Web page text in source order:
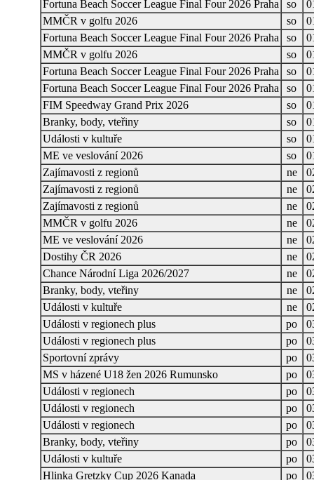
Fortuna Beach Soccer League Final Four 2026 Praha
so
MMČR v golfu 2026
so
Fortuna Beach Soccer League Final Four 2026 Praha
so
MMČR v golfu 2026
so
Fortuna Beach Soccer League Final Four 2026 Praha
so
Fortuna Beach Soccer League Final Four 2026 Praha
so
FIM Speedway Grand Prix 2026
so
Branky, body, vteřiny
so
Události v kultuře
so
ME ve veslování 2026
so
Zajímavosti z regionů
ne
Zajímavosti z regionů
ne
Zajímavosti z regionů
ne
MMČR v golfu 2026
ne
ME ve veslování 2026
ne
Dostihy ČR 2026
ne
Chance Národní Liga 2026/2027
ne
Branky, body, vteřiny
ne
Události v kultuře
ne
Události v regionech plus
po
Události v regionech plus
po
Sportovní zprávy
po
MS v házené U18 žen 2026 Rumunsko
po
Události v regionech
po
Události v regionech
po
Události v regionech
po
Branky, body, vteřiny
po
Události v kultuře
po
Hlinka Gretzky Cup 2026 Kanada
po